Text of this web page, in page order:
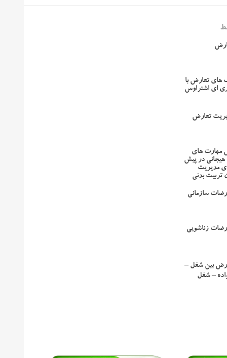
های تعارض با
ای اشتراوس
تعارض
مهارت های
در پیش
مدیریت
تربیت بدنی
سازمانی
زناشویی
بین شغل –
– شغل